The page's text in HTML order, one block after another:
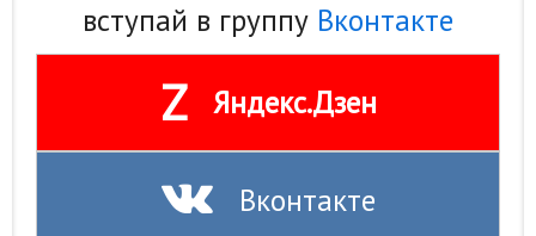
вступай в группу Вконтакте
Z Яндекс.Дзен
Вконтакте